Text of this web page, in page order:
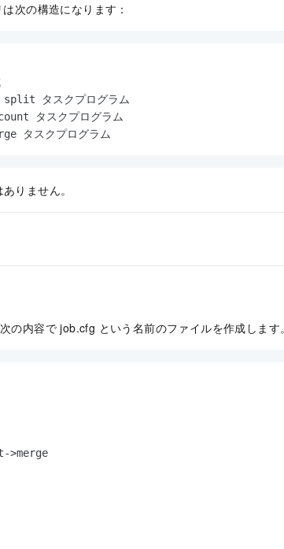
次の構造になります：
タスクプログラム
タスクプログラム
タスクプログラム
りません。
の内容で job.cfg という名前のファイルを作成します
>merge